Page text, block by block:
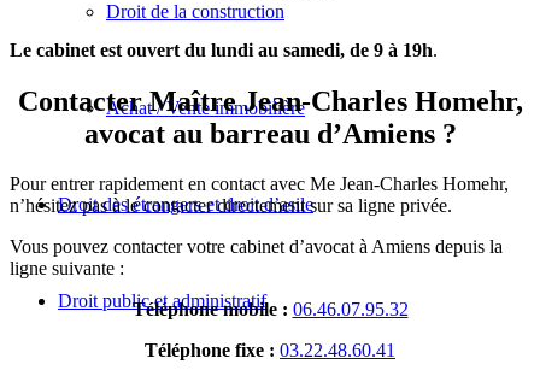
Droit de la construction
Achat / Vente immobilière
Droit des étrangers et droit d’asile
Droit public et administratif
Le cabinet est ouvert du lundi au samedi, de 9 à 19h.
Contacter Maître Jean-Charles Homehr,
avocat au barreau d’Amiens ?
Pour entrer rapidement en contact avec Me Jean-Charles Homehr,
n’hésitez pas à le contacter directement sur sa ligne privée.
Vous pouvez contacter votre cabinet d’avocat à Amiens depuis la
ligne suivante :
Téléphone mobile : 06.46.07.95.32
Téléphone fixe : 03.22.48.60.41